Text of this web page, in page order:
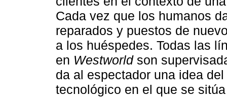
Cada vez que los humanos
reparados y puestos de
a los huéspedes. Todas las
en Westworldson
da al espectador una idea
tecnológico en el que se